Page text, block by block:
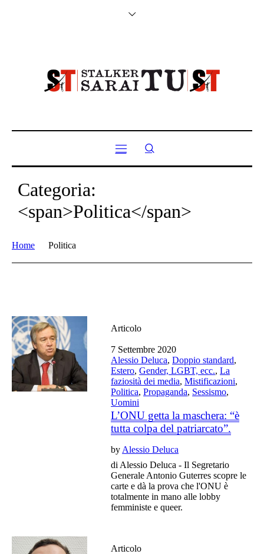
Categoria:
<span>Politica</span>
Home Politica
Articolo
7 Settembre 2020
Alessio Deluca,Doppio standard,
Estero,Gender, LGBT, ecc.,La
faziosità dei media,Mistificazioni,
Politica,Propaganda, Sessismo,
Uomini
L’ONU getta la maschera: “è
tutta colpa del patriarcato”.
by Alessio Deluca
di Alessio Deluca - Il Segretario
Generale Antonio Guterres scopre le
carte e dà la prova che l'ONU è
totalmente in mano alle lobby
femministe e queer.
Articolo